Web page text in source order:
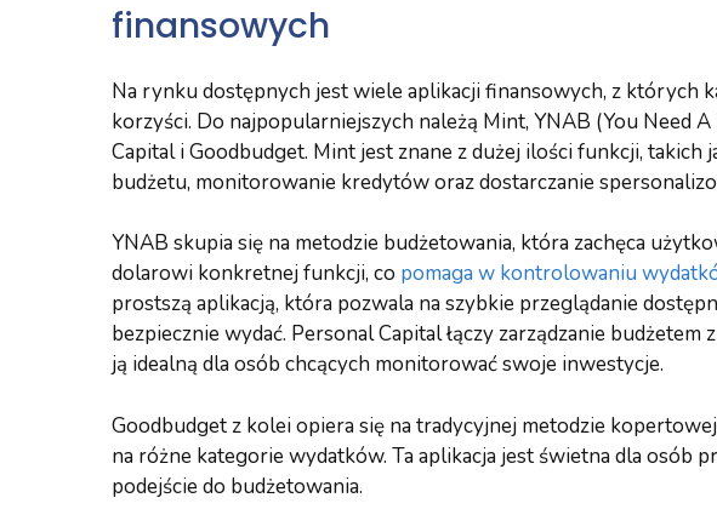
finansowych
Na rynku dostępnych jest wiele aplikacji finansowych, z których
korzyści. Do najpopularniejszych należą Mint, YNAB (You Need
Capital i Goodbudget. Mint jest znane z dużej ilości funkcji,
budżetu, monitorowanie kredytów oraz dostarczanie
YNAB skupia się na metodzie budżetowania, która zachęca
dolarowi konkretnej funkcji, co pomaga w kontrolowaniu
prostszą aplikacją, która pozwala na szybkie przeglądanie
bezpiecznie wydać. Personal Capital łączy zarządzanie
ją idealną dla osób chcących monitorować swoje inwestycje.
Goodbudget z kolei opiera się na tradycyjnej metodzie
na różne kategorie wydatków. Ta aplikacja jest świetna dla osób
podejście do budżetowania.